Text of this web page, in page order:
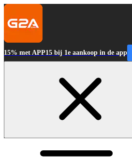
15% met APP15 bij 1e aankoop in de app